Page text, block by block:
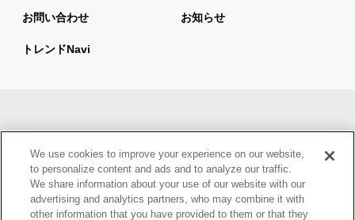
お問い合わせ お知らせ
トレンドnavi
情報セキュリティ基本方針 個人情報保護方針
ウェブアクセシビリティ方針
We use cookies to improve your experience on our website,
to personalize content and ads and to analyze our traffic.
We share information about your use of our website with our
advertising and analytics partners, who may combine it with
other information that you have provided to them or that they